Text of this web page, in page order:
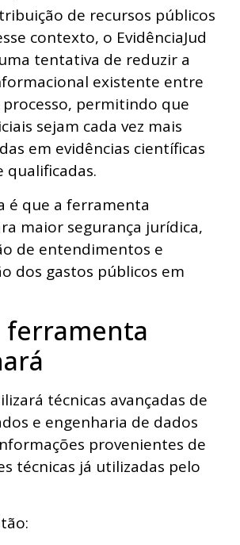
de recursos públicos
contexto, o EvidênciaJud
tentativa de reduzir a
existente entre
permitindo que
sejam cada vez mais
em evidências científicas
qualificadas.
é que a ferramenta
maior segurança jurídica,
de entendimentos e
dos gastos públicos em
ferramenta
técnicas avançadas de
e engenharia de dados
provenientes de
técnicas já utilizadas pelo